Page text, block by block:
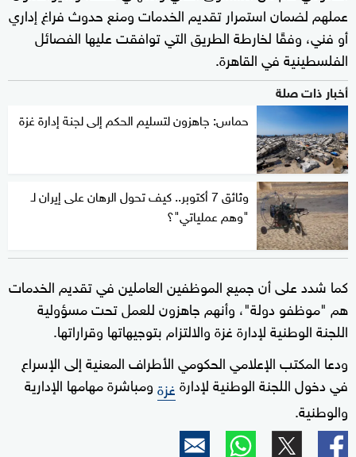
عملهم لضمان استمرار تقديم الخدمات ومنع حدوث فراغ إداري
أو فني، وفقًا لخارطة الطريق التي توافقت عليها الفصائل
الفلسطينية في القاهرة.
أخبار ذات صلة
حماس: جاهزون لتسليم الحكم إلى لجنة إدارة غزة
وثائق 7 أكتوبر.. كيف تحول الرهان على إيران لـ
"وهم عملياتي"؟
كما شدد على أن جميع الموظفين العاملين في تقديم الخدمات
هم "موظفو دولة"، وأنهم جاهزون للعمل تحت مسؤولية
اللجنة الوطنية لإدارة غزة والالتزام بتوجيهاتها وقراراتها.
ودعا المكتب الإعلامي الحكومي الأطراف المعنية إلى الإسراع
في دخول اللجنة الوطنية لإدارةغزةومباشرة مهامها الإدارية
والوطنية.